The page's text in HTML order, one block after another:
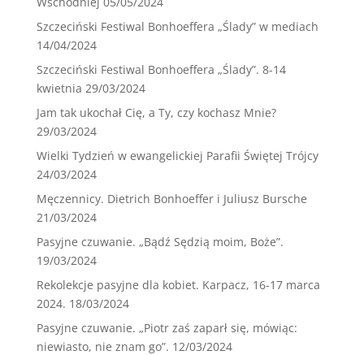
Szczeciński Festiwal Bonhoeffera „Ślady” w mediach
14/04/2024
Szczeciński Festiwal Bonhoeffera „Ślady”. 8-14
kwietnia 29/03/2024
Jam tak ukochał Cię, a Ty, czy kochasz Mnie?
29/03/2024
Wielki Tydzień w ewangelickiej Parafii Świętej Trójcy
24/03/2024
Męczennicy. Dietrich Bonhoeffer i Juliusz Bursche
21/03/2024
Pasyjne czuwanie. „Bądź Sędzią moim, Boże”.
19/03/2024
Rekolekcje pasyjne dla kobiet. Karpacz, 16-17 marca
2024. 18/03/2024
Pasyjne czuwanie. „Piotr zaś zaparł się, mówiąc:
niewiasto, nie znam go”. 12/03/2024